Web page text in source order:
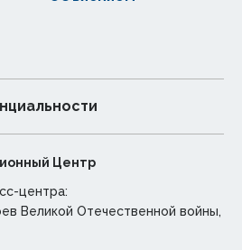
Центр
центра:
Великой Отечественной войны,